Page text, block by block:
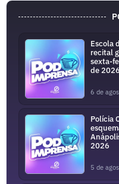
Escola
recital
sexta-
de 2026
6 de
Polícia
2026
5 de